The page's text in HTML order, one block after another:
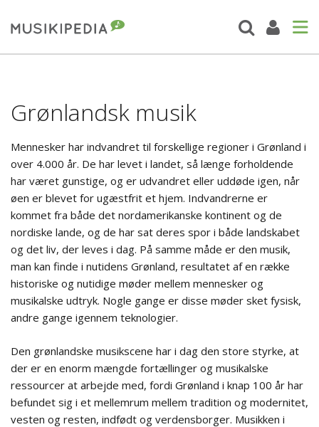
Grønlandsk musik
Mennesker har indvandret til forskellige regioner i Grønland i
over 4.000 år. De har levet i landet, så længe forholdende
har været gunstige, og er udvandret eller uddøde igen, når
øen er blevet for ugæstfrit et hjem. Indvandrerne er
kommet fra både det nordamerikanske kontinent og de
nordiske lande, og de har sat deres spor i både landskabet
og det liv, der leves i dag. På samme måde er den musik,
man kan finde i nutidens Grønland, resultatet af en række
historiske og nutidige møder mellem mennesker og
musikalske udtryk. Nogle gange er disse møder sket fysisk,
andre gange igennem teknologier.
Den grønlandske musikscene har i dag den store styrke, at
der er en enorm mængde fortællinger og musikalske
ressourcer at arbejde med, fordi Grønland i knap 100 år har
befundet sig i et mellemrum mellem tradition og modernitet,
vesten og resten, indfødt og verdensborger. Musikken i